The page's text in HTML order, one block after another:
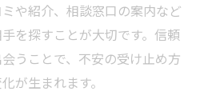
や紹介、相談窓口の案内など
を探すことが大切です。信頼
うことで、不安の受け止め方
が生まれます。